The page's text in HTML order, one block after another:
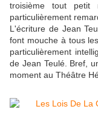
troisième tout petit
particulièrement
L'écriture de Jean
font mouche à tous
particulièrement
de Jean Teulé. Bref,
moment au Théâtre